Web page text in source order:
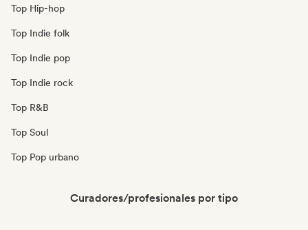
Top Hip-hop
Top Indie folk
Top Indie pop
Top Indie rock
Top R&B
Top Soul
Top Pop urbano
Curadores/profesionales por tipo